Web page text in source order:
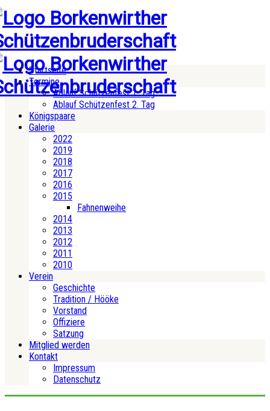
Startseite
Termine
Ablauf Schützenfest 1. Tag
Ablauf Schützenfest 2. Tag
Königspaare
Galerie
2022
2019
2018
2017
2016
2015
Fahnenweihe
2014
2013
2012
2011
2010
Verein
Geschichte
Tradition / Hööke
Vorstand
Offiziere
Satzung
Mitglied werden
Kontakt
Impressum
Datenschutz